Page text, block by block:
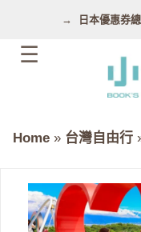
日本優惠券
Home » 台灣自由行